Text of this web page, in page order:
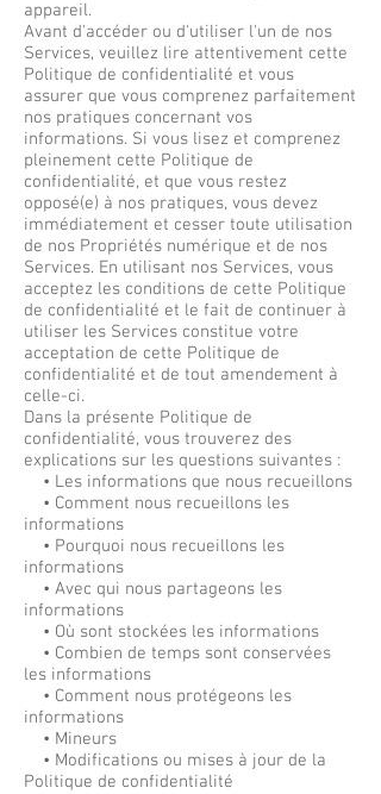
appareil.
Avant d'accéder ou d'utiliser l'un de nos
Services, veuillez lire attentivement cette
Politique de confidentialité et vous
assurer que vous comprenez parfaitement
nos pratiques concernant vos
informations. Si vous lisez et comprenez
pleinement cette Politique de
confidentialité, et que vous restez
opposé(e) à nos pratiques, vous devez
immédiatement et cesser toute utilisation
de nos Propriétés numérique et de nos
Services. En utilisant nos Services, vous
acceptez les conditions de cette Politique
de confidentialité et le fait de continuer à
utiliser les Services constitue votre
acceptation de cette Politique de
confidentialité et de tout amendement à
celle-ci.
Dans la présente Politique de
confidentialité, vous trouverez des
explications sur les questions suivantes :
• Les informations que nous recueillons
• Comment nous recueillons les
informations
• Pourquoi nous recueillons les
informations
• Avec qui nous partageons les
informations
• Où sont stockées les informations
• Combien de temps sont conservées
les informations
• Comment nous protégeons les
informations
• Mineurs
• Modifications ou mises à jour de la
Politique de confidentialité